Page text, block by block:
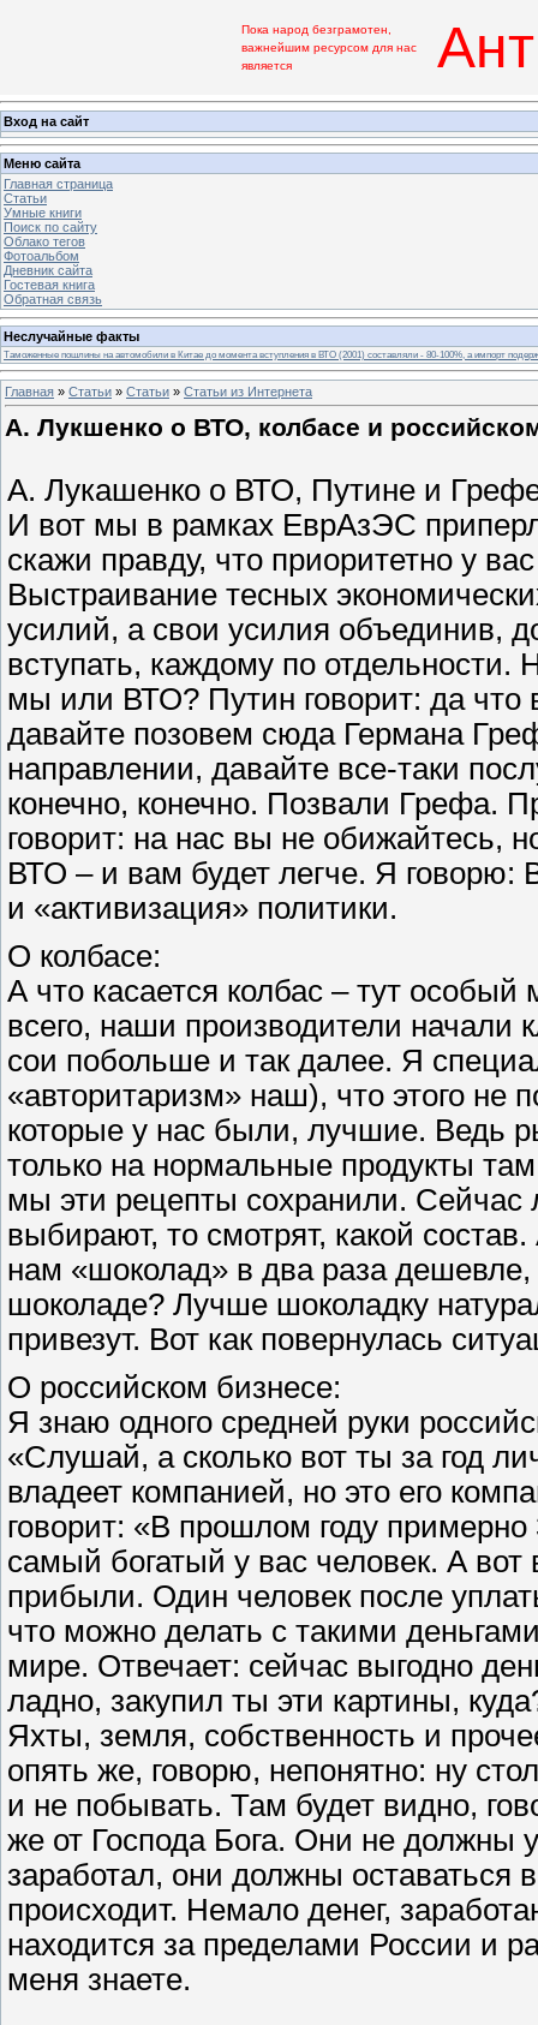
Пока народ безграмотен,
важнейшим ресурсом для нас
является
Вход на сайт
Меню сайта
Главная страница
Статьи
Умные книги
Поиск по сайту
Облако тегов
Фотоальбом
Дневник сайта
Гостевая книга
Обратная связь
Неслучайные факты
Таможенные пошлины на автомобили в Китае до момента вступления в ВТО (2001) составляли - 80-100%, а импорт
Главная » Статьи » Статьи » Статьи из Интернета
А. Лукшенко о ВТО, колбасе и
А. Лукашенко о ВТО, Путине и
И вот мы в рамках ЕврАзЭС
скажи правду, что приоритетно у
Выстраивание тесных
усилий, а свои усилия объединив,
вступать, каждому по отдельности.
мы или ВТО? Путин говорит: да что
давайте позовем сюда Германа
направлении, давайте все-таки
конечно, конечно. Позвали Грефа.
говорит: на нас вы не обижайтесь,
ВТО – и вам будет легче. Я говорю:
и «активизация» политики.
О колбасе:
А что касается колбас – тут
всего, наши производители начали
сои побольше и так далее. Я
«авторитаризм» наш), что этого не
которые у нас были, лучшие. Ведь
только на нормальные продукты
мы эти рецепты сохранили.
выбирают, то смотрят, какой
нам «шоколад» в два раза дешевле,
шоколаде? Лучше шоколадку
привезут. Вот как повернулась
О российском бизнесе:
Я знаю одного средней руки
«Слушай, а сколько вот ты за год
владеет компанией, но это его
говорит: «В прошлом году
самый богатый у вас человек. А вот
прибыли. Один человек после
что можно делать с такими
мире. Отвечает: сейчас выгодно
ладно, закупил ты эти картины,
Яхты, земля, собственность и
опять же, говорю, непонятно: ну
и не побывать. Там будет видно,
же от Господа Бога. Они не должны
заработал, они должны оставаться
происходит. Немало денег,
находится за пределами России и
меня знаете.